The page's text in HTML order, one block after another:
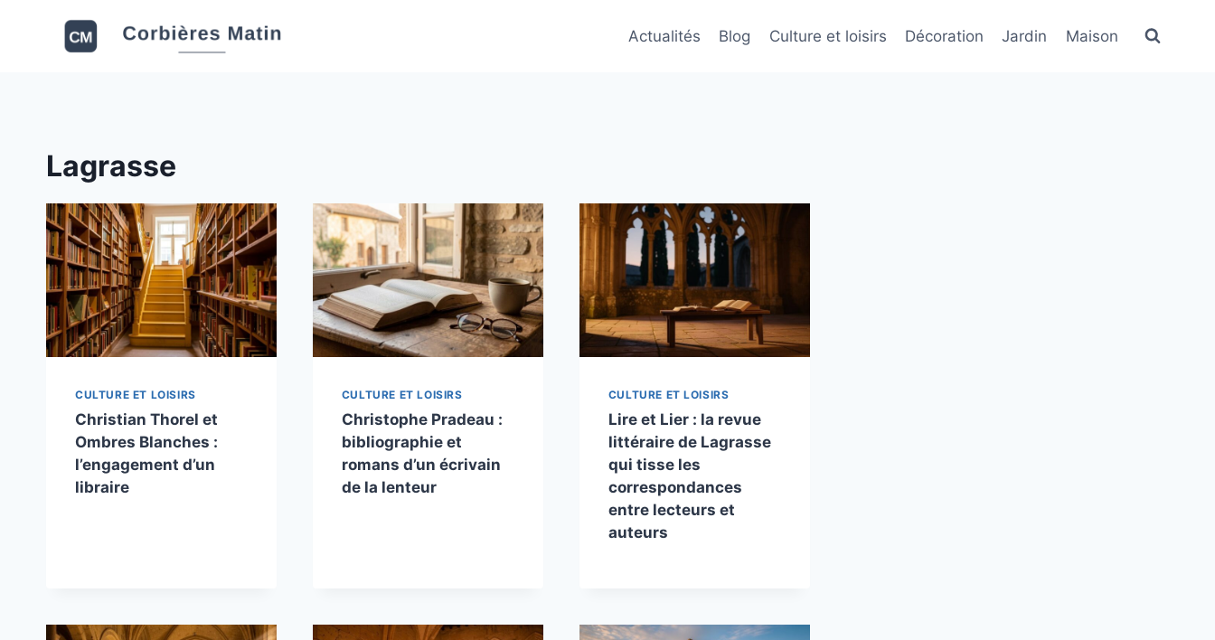
Actualités Blog Culture et loisirs Décoration Jardin Maison
Lagrasse
CULTURE ET LOISIRS
Christian Thorel et
Ombres Blanches :
l’engagement d’un
libraire
CULTURE ET LOISIRS
Christophe Pradeau :
bibliographie et
romans d’un écrivain
de la lenteur
CULTURE ET LOISIRS
Lire et Lier : la revue
littéraire de Lagrasse
qui tisse les
correspondances
entre lecteurs et
auteurs